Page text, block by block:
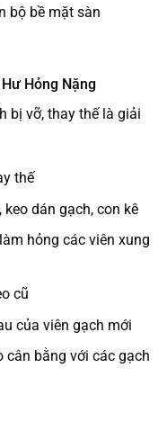
bộ bề mặt sàn
Hỏng Nặng
bị vỡ, thay thế là giải
thế
keo dán gạch, con kê
hỏng các viên xung
cũ
của viên gạch mới
bằng với các gạch